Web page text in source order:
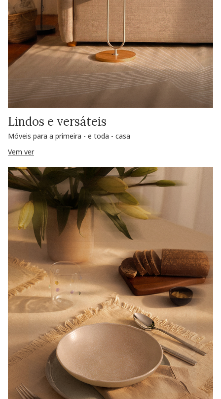
Lindos e versáteis
Móveis para a primeira - e toda - casa
Vem ver